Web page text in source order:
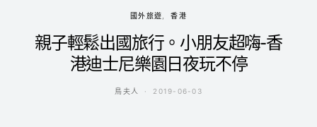
國外旅遊 香港
親子輕鬆出國旅行。小朋友超嗨-香
港迪士尼樂園日夜玩不停
鳥夫人 2019-06-03